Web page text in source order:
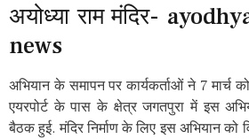
अयोध्या राम मंदिर-
news
अभियान के समापन पर कार्यकर्ताओं ने 7 मार्च
एयरपोर्ट के पास के क्षेत्र जगतपुरा में इस
बैठक हुई. मंदिर निर्माण के लिए इस अभियान को